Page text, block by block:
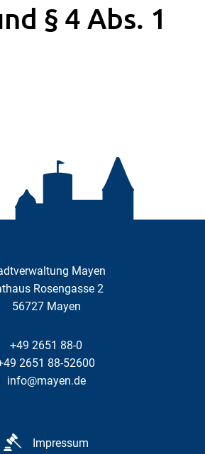
§ 4 Abs. 1
Mayen
Rosengasse 2
56727 Mayen
+49 2651 88-0
2651 88-52600
info@mayen.de
Impressum